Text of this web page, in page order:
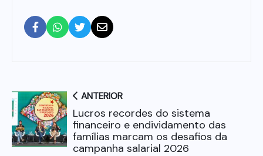
ANTERIOR
Lucros recordes do sistema
financeiro e endividamento das
famílias marcam os desafios da
campanha salarial 2026